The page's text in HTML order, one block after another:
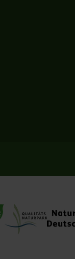
Qualitätsnaturpark